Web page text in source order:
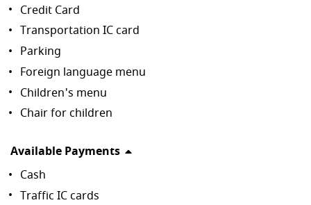
Credit Card
Transportation IC card
Parking
Foreign language menu
Children's menu
Chair for children
Available Payments
Cash
Traffic IC cards